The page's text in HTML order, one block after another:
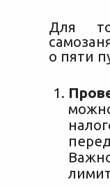
Для
о пяти